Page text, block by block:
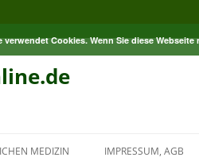
MEDIZIN IMPRESSUM, AGB
verwendet Cookies. Wenn Sie diese